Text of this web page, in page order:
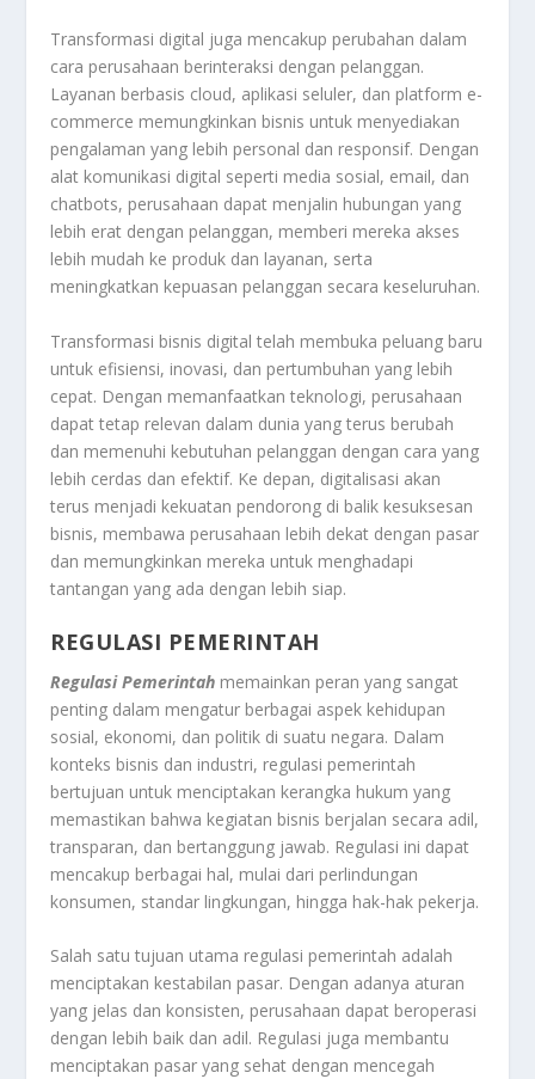
Transformasi digital juga mencakup perubahan dalam
cara perusahaan berinteraksi dengan pelanggan.
Layanan berbasis cloud, aplikasi seluler, dan platform e-
commerce memungkinkan bisnis untuk menyediakan
pengalaman yang lebih personal dan responsif. Dengan
alat komunikasi digital seperti media sosial, email, dan
chatbots, perusahaan dapat menjalin hubungan yang
lebih erat dengan pelanggan, memberi mereka akses
lebih mudah ke produk dan layanan, serta
meningkatkan kepuasan pelanggan secara keseluruhan.
Transformasi bisnis digital telah membuka peluang baru
untuk efisiensi, inovasi, dan pertumbuhan yang lebih
cepat. Dengan memanfaatkan teknologi, perusahaan
dapat tetap relevan dalam dunia yang terus berubah
dan memenuhi kebutuhan pelanggan dengan cara yang
lebih cerdas dan efektif. Ke depan, digitalisasi akan
terus menjadi kekuatan pendorong di balik kesuksesan
bisnis, membawa perusahaan lebih dekat dengan pasar
dan memungkinkan mereka untuk menghadapi
tantangan yang ada dengan lebih siap.
REGULASI PEMERINTAH
Regulasi Pemerintah memainkan peran yang sangat
penting dalam mengatur berbagai aspek kehidupan
sosial, ekonomi, dan politik di suatu negara. Dalam
konteks bisnis dan industri, regulasi pemerintah
bertujuan untuk menciptakan kerangka hukum yang
memastikan bahwa kegiatan bisnis berjalan secara adil,
transparan, dan bertanggung jawab. Regulasi ini dapat
mencakup berbagai hal, mulai dari perlindungan
konsumen, standar lingkungan, hingga hak-hak pekerja.
Salah satu tujuan utama regulasi pemerintah adalah
menciptakan kestabilan pasar. Dengan adanya aturan
yang jelas dan konsisten, perusahaan dapat beroperasi
dengan lebih baik dan adil. Regulasi juga membantu
menciptakan pasar yang sehat dengan mencegah